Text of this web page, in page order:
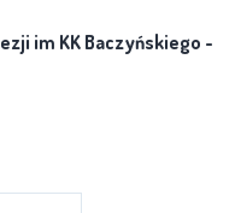
im KK Baczyńskiego -